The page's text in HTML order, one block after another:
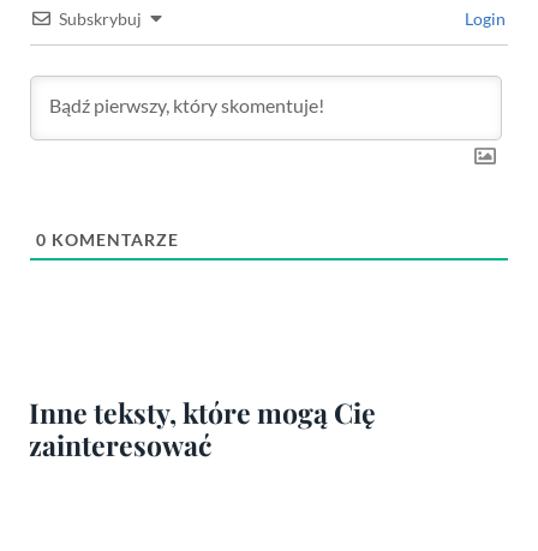
Subskrybuj Login
0 KOMENTARZE
Inne teksty, które mogą Cię
zainteresować